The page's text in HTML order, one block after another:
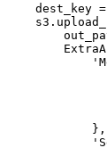
dest_key
            },